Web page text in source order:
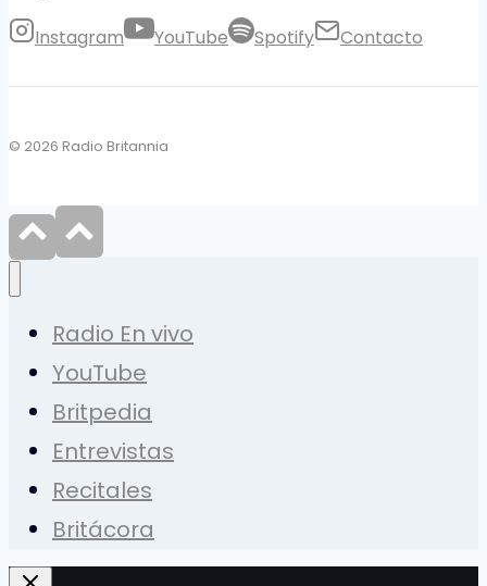
Instagram YouTube Spotify Contacto
© 2026 Radio Britannia
Radio En vivo
YouTube
Britpedia
Entrevistas
Recitales
Britácora